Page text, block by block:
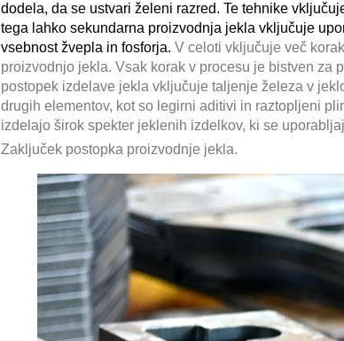
dodela, da se ustvari želeni razred. Te tehnike
tega lahko sekundarna proizvodnja jekla vključuje
vsebnost žvepla in fosforja. V celoti vključuje več
proizvodnjo jekla. Vsak korak v procesu je bistven za
postopek izdelave jekla vključuje taljenje železa v
drugih elementov, kot so legirni aditivi in raztopljeni
izdelajo širok spekter jeklenih izdelkov, ki se
Zaključek postopka proizvodnje jekla.